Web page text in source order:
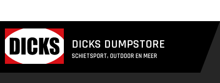
DICKS DUMPSTORE
SCHIETSPORT, OUTDOOR EN MEER